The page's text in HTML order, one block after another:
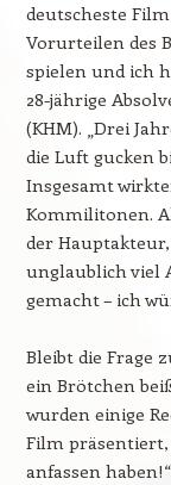
deutscheste
Vorurteilen des
spielen und ich
28-jährige
(KHM). „Drei
die Luft gucken
Insgesamt
Kommilitonen.
der
unglaublich viel
gemacht – ich
Bleibt die Frage
ein Brötchen
wurden einige
Film präsentiert,
anfassen